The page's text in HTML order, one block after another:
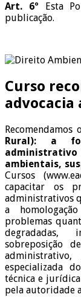
Art. 6º Esta
publicação.
Curso
Recomendamos
Rural): a
administrativo
ambientais,
Cursos
capacitar os
administrativos
a
problemas
degradadas,
sobreposição
especializada
técnica e
pela autoridade